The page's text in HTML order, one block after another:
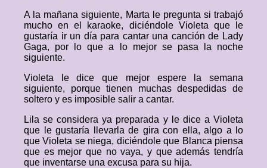
A la mañana siguiente, Marta le pregunta si trabajó
mucho en el karaoke, diciéndole Violeta que le
gustaría ir un día para cantar una canción de Lady
Gaga, por lo que a lo mejor se pasa la noche
siguiente.
Violeta le dice que mejor espere la semana
siguiente, porque tienen muchas despedidas de
soltero y es imposible salir a cantar.
Lila se considera ya preparada y le dice a Violeta
que le gustaría llevarla de gira con ella, algo a lo
que Violeta se niega, diciéndole que Blanca piensa
que es mejor que no vaya, y que además tendría
que inventarse una excusa para su hija.